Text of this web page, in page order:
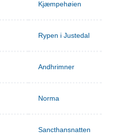
Kjæmpehøien
Rypen i Justedal
Andhrimner
Norma
Sancthansnatten